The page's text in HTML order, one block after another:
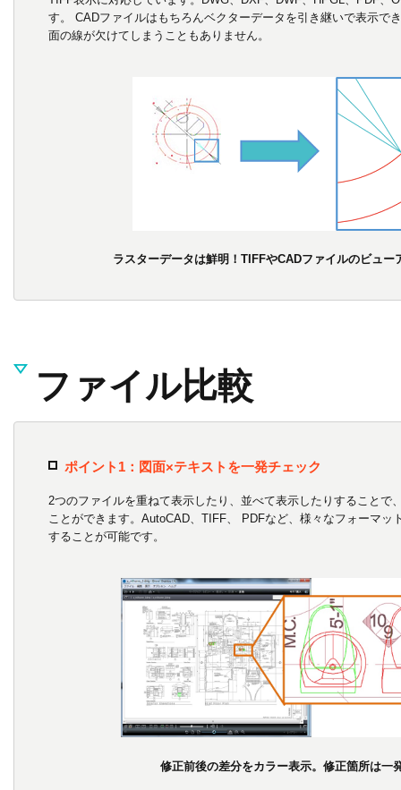
す。 CADファイルはもちろんベクターデータを引き継いで表示で
面の線が欠けてしまうこともありません。
ラスターデータは鮮明！TIFFやCADファイルのビュー
ファイル比較
ポイント1：図面×テキストを一発チェック
2つのファイルを重ねて表示したり、並べて表示したりすることで
ことができます。AutoCAD、TIFF、 PDFなど、様々なフォーマッ
することが可能です。
修正前後の差分をカラー表示。修正箇所は一